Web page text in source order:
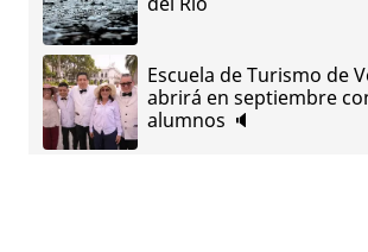
Escuela de Turismo de
abrirá en septiembre
alumnos 🔈